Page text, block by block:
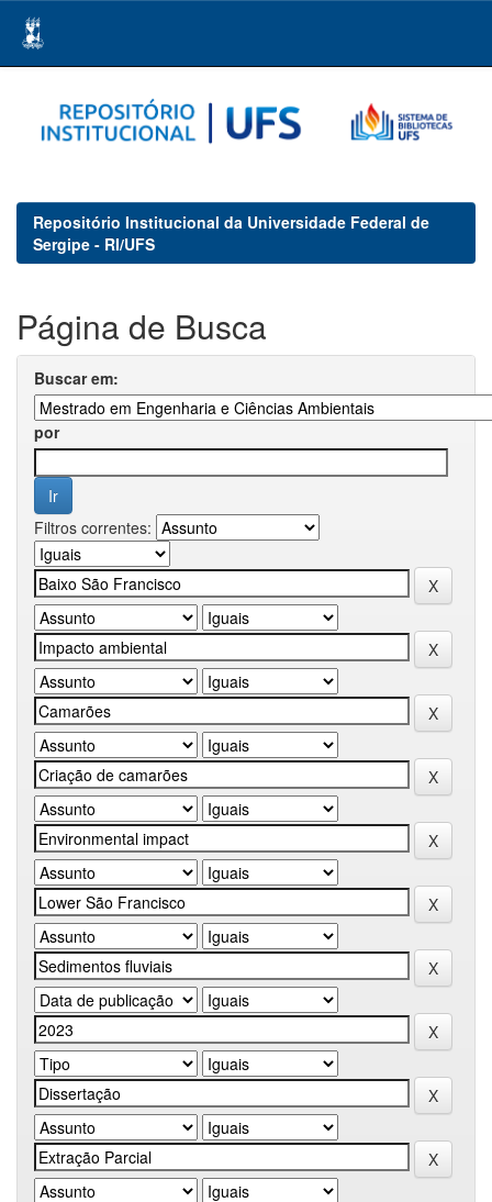
navigation
Repositório Institucional da Universidade Federal de
Sergipe - RI/UFS
Página de Busca
Buscar em:
por
Filtros correntes: